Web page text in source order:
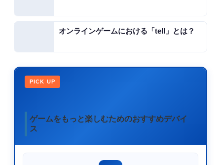
オンラインゲームにおける「tell」とは？
PICK UP
ゲームをもっと楽しむためのおすすめデバイ
ス